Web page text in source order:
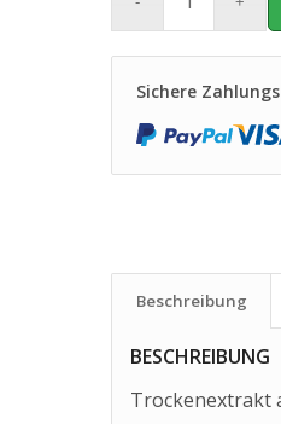
Sichere
Beschreibung
BESCHREIBUNG
Trockenextrakt